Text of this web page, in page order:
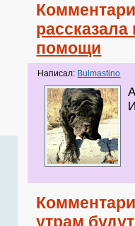
помощи
Написал: Bulmastino
утрам